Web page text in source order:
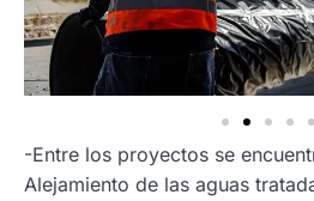
-Entre los proyectos se
Alejamiento de las aguas